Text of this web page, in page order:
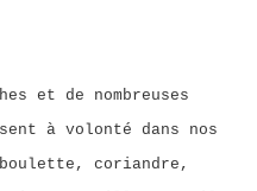
et de nombreuses
à volonté dans nos
coriandre,